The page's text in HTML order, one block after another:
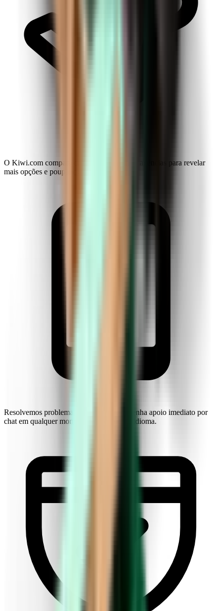
O Kiwi.com compara companhias aéreas e agências para revelar
mais opções e poupanças.
Resolvemos problemas rapidamente. Obtenha apoio imediato por
chat em qualquer momento, em qualquer idioma.